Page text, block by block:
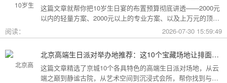
这篇文章就帮你把10岁生日宴的布置预算彻底讲透——2000元
以内的轻量方案、2000元以上的专业方案、以及上万元的顶配
阅读： 2026-07-30 15:59:49
北京高端生日派对举办地推荐：这10个宝藏场地让排面与品味兼得
这篇文章精选了京城10个各具特色的高端生日派对场地，从云
端之巅到静谧古院，从艺术空间到沉浸式会所，帮你找到与心